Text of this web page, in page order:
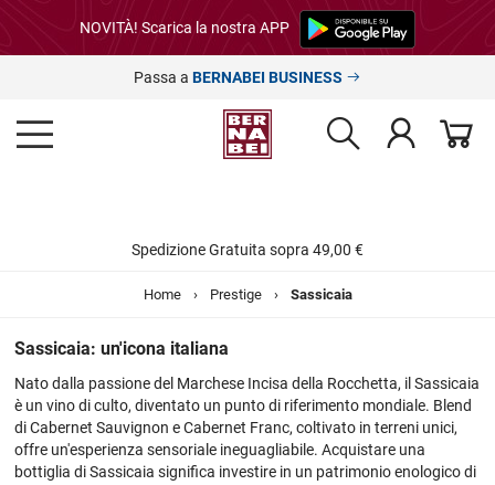
NOVITÀ! Scarica la nostra APP
Passa a BERNABEI BUSINESS
Spedizione Gratuita sopra 49,00 €
Home › Prestige › Sassicaia
Sassicaia: un'icona italiana
Nato dalla passione del Marchese Incisa della Rocchetta, il Sassicaia
è un vino di culto, diventato un punto di riferimento mondiale. Blend
di Cabernet Sauvignon e Cabernet Franc, coltivato in terreni unici,
offre un'esperienza sensoriale ineguagliabile. Acquistare una
bottiglia di Sassicaia significa investire in un patrimonio enologico di